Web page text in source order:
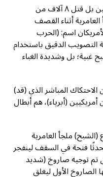
٣٩ – لم يقتصر الأمر على العسكريين بل قتل ٨ آلاف من
في ملجأ العامرية أثناء القصف
اسم: (الحرب
التصويب الدقيق باستخدام
غبية؛ بل وشديدة الغباء
الاحتكاك المباشر الذي (قد)
(أبرياء)، هم أبطال
ملجأ العامرية
فتحة في السقف لينفجر
وبعد ٤ دقائق تم توجيه صاروخ (شديد
الصاروخ الأول ليغلق